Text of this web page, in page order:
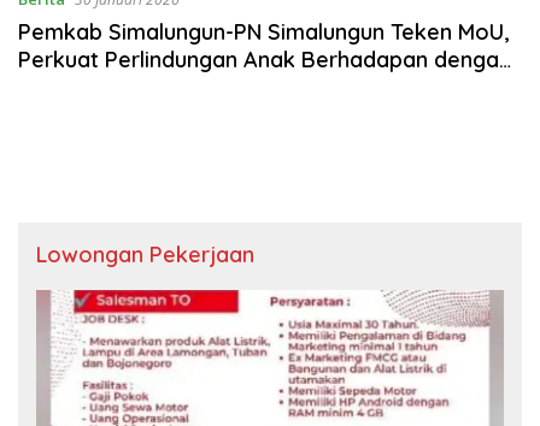
Pemkab Simalungun-PN Simalungun Teken MoU,
Perkuat Perlindungan Anak Berhadapan dengan
Lowongan Pekerjaan